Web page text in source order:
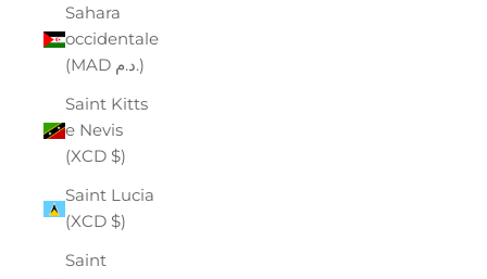
Sahara
occidentale
(MAD د.م.)
Saint Kitts
e Nevis
(XCD $)
Saint Lucia
(XCD $)
Saint